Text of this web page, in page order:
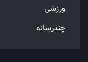
ورزشی
چندرسانه